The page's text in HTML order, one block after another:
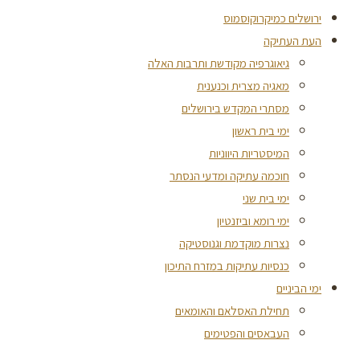
ירושלים כמיקרוקוסמוס
העת העתיקה
גיאוגרפיה מקודשת ותרבות האלה
מאגיה מצרית וכנענית
מסתרי המקדש בירושלים
ימי בית ראשון
המיסטריות היווניות
חוכמה עתיקה ומדעי הנסתר
ימי בית שני
ימי רומא וביזנטיון
נצרות מוקדמת וגנוסטיקה
כנסיות עתיקות במזרח התיכון
ימי הביניים
תחילת האסלאם והאומאים
העבאסים והפטימים